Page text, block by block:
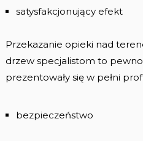
satysfakcjonujący efekt
Przekazanie opieki nad
drzew specjalistom to
prezentowały się w pełni
bezpieczeństwo